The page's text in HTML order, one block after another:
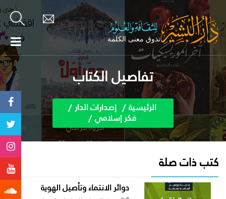
تفاصيل الكتاب
الرئيسية إصدارات الدار
فكر إسلامي
كتب ذات صلة
دوائر الانتماء وتأصيل الهوية